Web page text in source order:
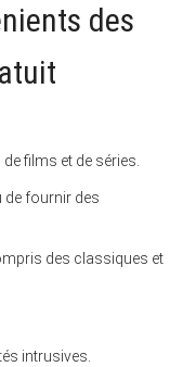
des
films et de séries.
de fournir des
des classiques et
intrusives.